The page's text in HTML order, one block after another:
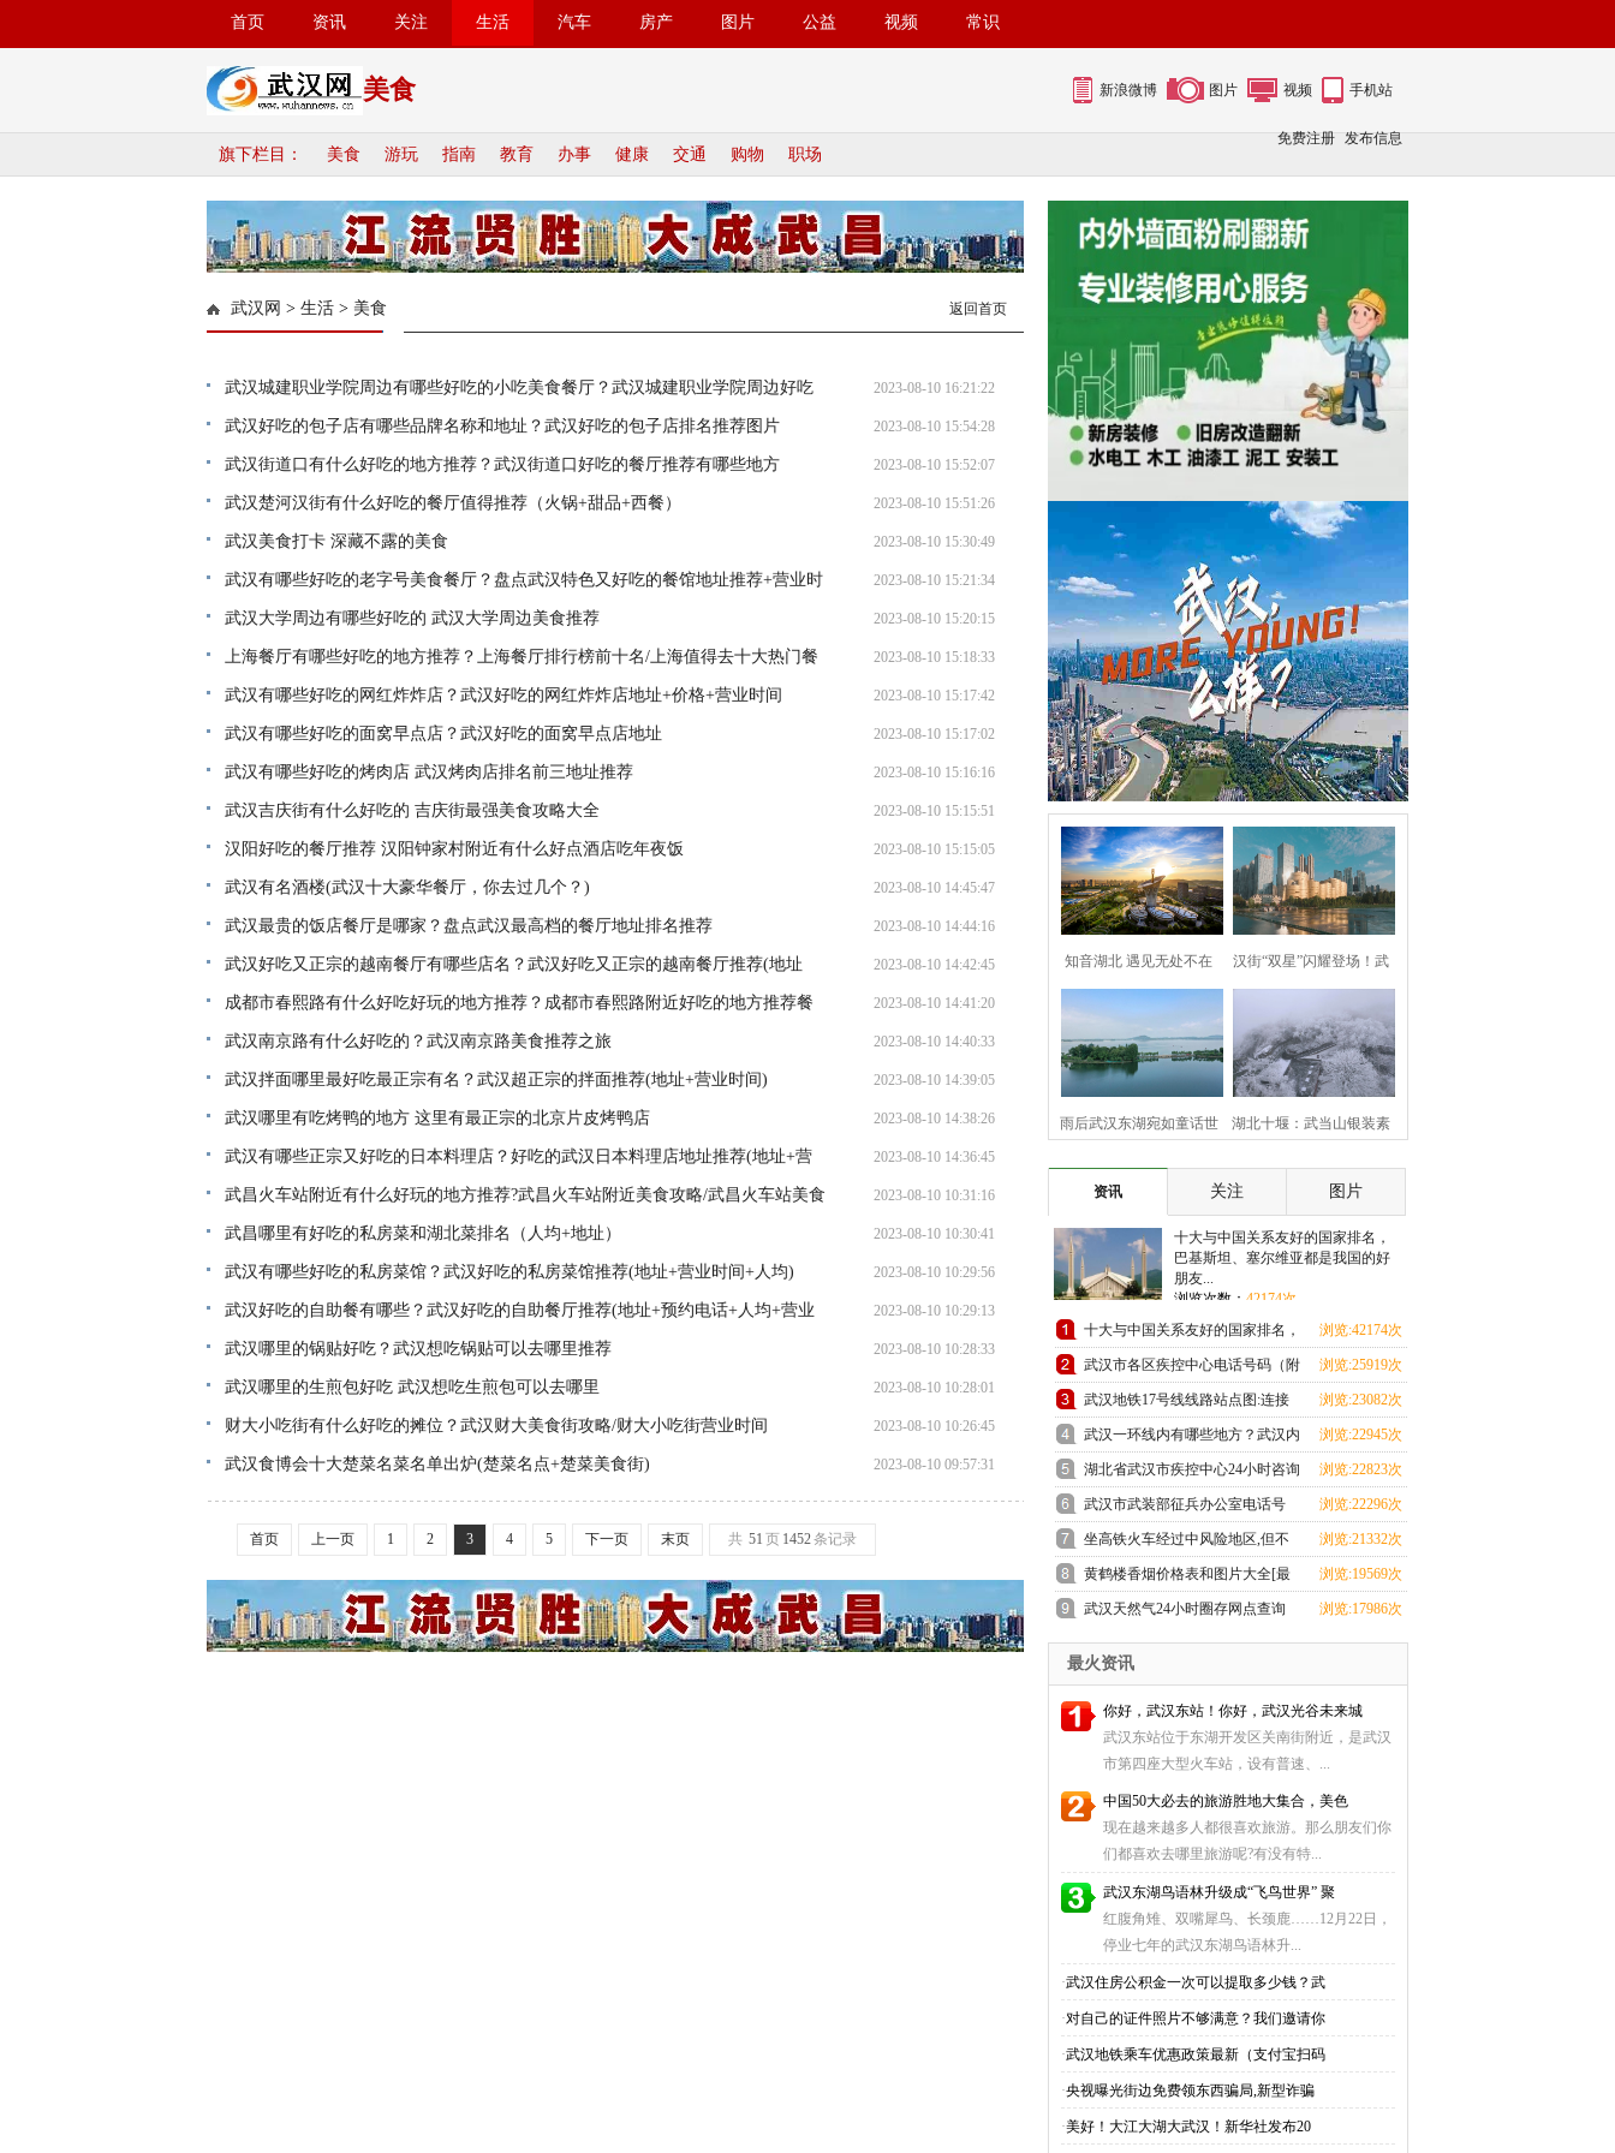
首页 资讯 关注 生活 汽车 房产 图片 公益 视频 常识
美食 新浪微博 图片 视频 手机站
免费注册 发布信息
旗下栏目： 美食 游玩 指南 教育 办事 健康 交通 购物 职场
武汉网 > 生活 > 美食 返回首页
武汉城建职业学院周边有哪些好吃的小吃美食餐厅？武汉城建职业学院周边好吃
的小吃美食餐厅推荐
2023-08-10 16:21:22
武汉好吃的包子店有哪些品牌名称和地址？武汉好吃的包子店排名推荐图片 2023-08-10 15:54:28
武汉街道口有什么好吃的地方推荐？武汉街道口好吃的餐厅推荐有哪些地方 2023-08-10 15:52:07
武汉楚河汉街有什么好吃的餐厅值得推荐（火锅+甜品+西餐） 2023-08-10 15:51:26
武汉美食打卡 深藏不露的美食 2023-08-10 15:30:49
武汉有哪些好吃的老字号美食餐厅？盘点武汉特色又好吃的餐馆地址推荐+营业时
间)
2023-08-10 15:21:34
武汉大学周边有哪些好吃的 武汉大学周边美食推荐 2023-08-10 15:20:15
上海餐厅有哪些好吃的地方推荐？上海餐厅排行榜前十名/上海值得去十大热门餐
厅排行榜
2023-08-10 15:18:33
武汉有哪些好吃的网红炸炸店？武汉好吃的网红炸炸店地址+价格+营业时间 2023-08-10 15:17:42
武汉有哪些好吃的面窝早点店？武汉好吃的面窝早点店地址 2023-08-10 15:17:02
武汉有哪些好吃的烤肉店 武汉烤肉店排名前三地址推荐 2023-08-10 15:16:16
武汉吉庆街有什么好吃的 吉庆街最强美食攻略大全 2023-08-10 15:15:51
汉阳好吃的餐厅推荐 汉阳钟家村附近有什么好点酒店吃年夜饭 2023-08-10 15:15:05
武汉有名酒楼(武汉十大豪华餐厅，你去过几个？) 2023-08-10 14:45:47
武汉最贵的饭店餐厅是哪家？盘点武汉最高档的餐厅地址排名推荐 2023-08-10 14:44:16
武汉好吃又正宗的越南餐厅有哪些店名？武汉好吃又正宗的越南餐厅推荐(地址
+营业时间)
2023-08-10 14:42:45
成都市春熙路有什么好吃好玩的地方推荐？成都市春熙路附近好吃的地方推荐餐
厅
2023-08-10 14:41:20
武汉南京路有什么好吃的？武汉南京路美食推荐之旅 2023-08-10 14:40:33
武汉拌面哪里最好吃最正宗有名？武汉超正宗的拌面推荐(地址+营业时间) 2023-08-10 14:39:05
武汉哪里有吃烤鸭的地方 这里有最正宗的北京片皮烤鸭店 2023-08-10 14:38:26
武汉有哪些正宗又好吃的日本料理店？好吃的武汉日本料理店地址推荐(地址+营
业时间+价格)
2023-08-10 14:36:45
武昌火车站附近有什么好玩的地方推荐?武昌火车站附近美食攻略/武昌火车站美食
推荐餐厅
2023-08-10 10:31:16
武昌哪里有好吃的私房菜和湖北菜排名（人均+地址） 2023-08-10 10:30:41
武汉有哪些好吃的私房菜馆？武汉好吃的私房菜馆推荐(地址+营业时间+人均) 2023-08-10 10:29:56
武汉好吃的自助餐有哪些？武汉好吃的自助餐厅推荐(地址+预约电话+人均+营业
时间)
2023-08-10 10:29:13
武汉哪里的锅贴好吃？武汉想吃锅贴可以去哪里推荐 2023-08-10 10:28:33
武汉哪里的生煎包好吃 武汉想吃生煎包可以去哪里 2023-08-10 10:28:01
财大小吃街有什么好吃的摊位？武汉财大美食街攻略/财大小吃街营业时间 2023-08-10 10:26:45
武汉食博会十大楚菜名菜名单出炉(楚菜名点+楚菜美食街) 2023-08-10 09:57:31
首页 上一页 1 2 3 4 5 下一页 末页 共 51 页 1452条记录
知音湖北 遇见无处不在 汉街“双星”闪耀登场！武
汉两处地标焕新亮相
雨后武汉东湖宛如童话世 湖北十堰：武当山银装素
资讯
关注 图片
十大与中国关系友好的国家排名，
巴基斯坦、塞尔维亚都是我国的好
朋友...
浏览次数： 42174次
十大与中国关系友好的国家排名，
巴基斯坦、塞尔维亚都是我国的好
朋友
浏览:42174次
武汉市各区疾控中心电话号码（附
湖北17市疾控中心咨询电话+地址
查询+上班时间）
浏览:25919次
武汉地铁17号线线路站点图:连接
武汉三大火车站，从天河机场至黄
家湖大学城
浏览:23082次
武汉一环线内有哪些地方？武汉内
环线、二环线、三环线、四环线、
五环线地图是怎么划分的
浏览:22945次
湖北省武汉市疾控中心24小时咨询
热线，市疾控中心常用电话号码一
览表
浏览:22823次
武汉市武装部征兵办公室电话号
码，武汉各区征兵咨询电话号码一
览表
浏览:22296次
坐高铁火车经过中风险地区,但不
下车,健康码会变色吗？
浏览:21332次
黄鹤楼香烟价格表和图片大全[最
完整版]64种黄鹤楼香烟图片/零售
价全指南
浏览:19569次
武汉天然气24小时圈存网点查询
（自助充值+圈存点地址）
浏览:17986次
最火资讯
你好，武汉东站！你好，武汉光谷未来城
武汉东站位于东湖开发区关南街附近，是武汉
市第四座大型火车站，设有普速、...
中国50大必去的旅游胜地大集合，美色
现在越来越多人都很喜欢旅游。那么朋友们你
们都喜欢去哪里旅游呢?有没有特...
武汉东湖鸟语林升级成“飞鸟世界” 聚
红腹角雉、双嘴犀鸟、长颈鹿……12月22日，
停业七年的武汉东湖鸟语林升...
·武汉住房公积金一次可以提取多少钱？武
·对自己的证件照片不够满意？我们邀请你
·武汉地铁乘车优惠政策最新（支付宝扫码
·央视曝光街边免费领东西骗局,新型诈骗
·美好！大江大湖大武汉！新华社发布20